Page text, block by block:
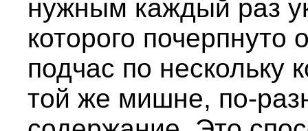
нужным каждый раз
которого почерпнуто
подчас по нескольку
той же мишне, по-